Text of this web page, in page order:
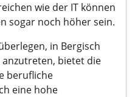
wie der IT können
sogar noch höher sein.
in Bergisch
anzutreten, bietet die
berufliche
eine hohe